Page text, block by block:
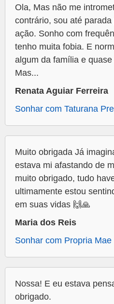
Ola, Mas não me
contrário, sou até
ação. Sonho com
tenho muita fobia. E
algum da família e
Mas...
Renata Aguiar Ferreira
Sonhar com Taturana
Muito obrigada Já
estava mi afastando de
muito obrigado, tudo
ultimamente estou
em suas vidas 🙌🙏
Maria dos Reis
Sonhar com Propria Mae
Nossa! E eu estava
obrigado.